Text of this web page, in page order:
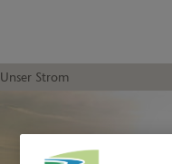
Unser Strom